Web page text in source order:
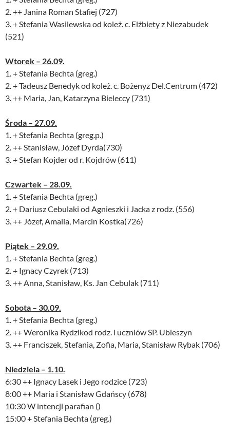
2. ++ Janina Roman Stafiej (727)
3. + Stefania Wasilewska od koleż. c. Elżbiety z Niezabudek
(521)
Wtorek – 26.09.
1. + Stefania Bechta (greg.)
2. + Tadeusz Benedyk od koleż. c. Bożenyz Del.Centrum (472)
3. ++ Maria, Jan, Katarzyna Bieleccy (731)
Środa – 27.09.
1. + Stefania Bechta (greg.p.)
2. ++ Stanisław, Józef Dyrda(730)
3. + Stefan Kojder od r. Kojdrów (611)
Czwartek – 28.09.
1. + Stefania Bechta (greg.)
2. + Dariusz Cebulaki od Agnieszki i Jacka z rodz. (556)
3. ++ Józef, Amalia, Marcin Kostka(726)
Piątek – 29.09.
1. + Stefania Bechta (greg.)
2. + Ignacy Czyrek (713)
3. ++ Anna, Stanisław, Ks. Jan Cebulak (711)
Sobota – 30.09.
1. + Stefania Bechta (greg.)
2. ++ Weronika Rydzikod rodz. i uczniów SP. Ubieszyn
3. ++ Franciszek, Stefania, Zofia, Maria, Stanisław Rybak (706)
Niedziela – 1.10.
6:30 ++ Ignacy Lasek i Jego rodzice (723)
8:00 ++ Maria i Stanisław Gdańscy (678)
10:30 W intencji parafian ()
15:00 + Stefania Bechta (greg.)